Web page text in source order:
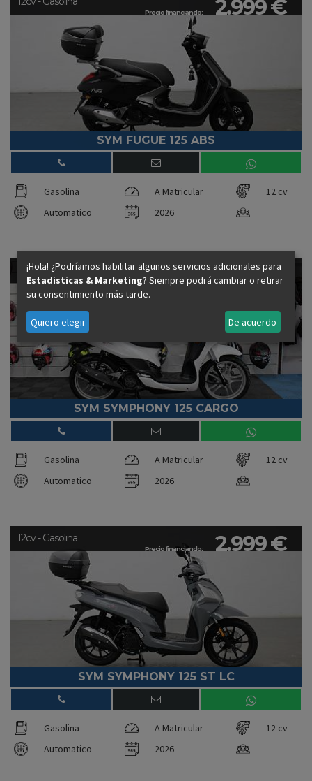
Precio financiando: 2.999 €
SYM FUGUE 125 ABS
Gasolina A Matricular
12 cv
Automatico
2026
Precio financiando: 2.499 €
12cv - Gasolina
SYM SYMPHONY 125 CARGO
Gasolina A Matricular
12 cv
Automatico
2026
Precio financiando: 2.999 €
12cv - Gasolina
SYM SYMPHONY 125 ST LC
Gasolina A Matricular
12 cv
Automatico
2026
¡Hola! ¿Podríamos habilitar algunos servicios adicionales para
Estadisticas & Marketing? Siempre podrá cambiar o retirar
su consentimiento más tarde.
Quiero elegir De acuerdo